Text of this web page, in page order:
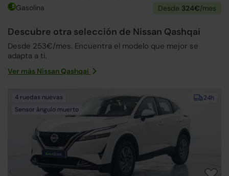
Gasolina Desde 324€/mes
Descubre otra selección de Nissan Qashqai
Desde 253€/mes. Encuentra el modelo que mejor se
adapta a ti.
Ver más Nissan Qashqai
24h
4 ruedas nuevas
Sensor ángulo muerto